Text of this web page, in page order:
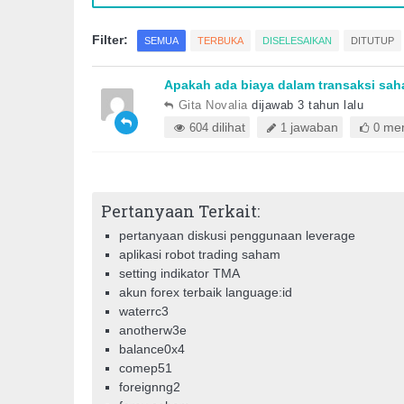
Filter: SEMUA TERBUKA DISELESAIKAN DITUTUP
Apakah ada biaya dalam transaksi
Gita Novalia dijawab 3 tahun lalu
604 dilihat 1 jawaban 0
Pertanyaan Terkait:
pertanyaan diskusi penggunaan leverage
aplikasi robot trading saham
setting indikator TMA
akun forex terbaik language:id
waterrc3
anotherw3e
balance0x4
comep51
foreignng2